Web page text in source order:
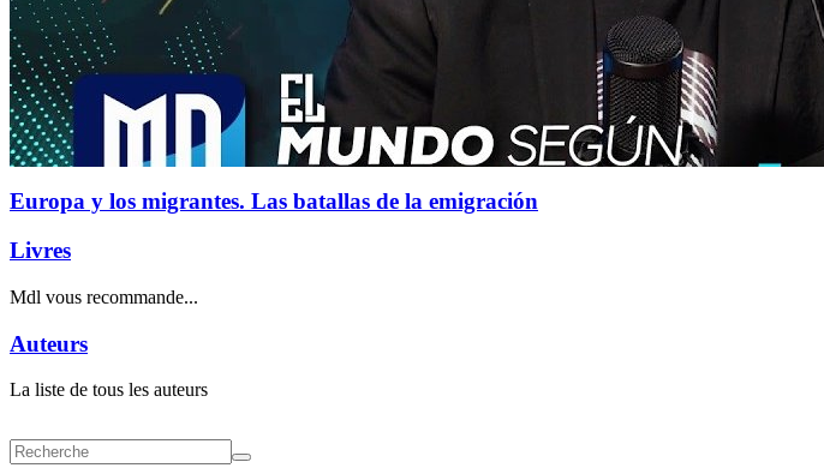
Europa y los migrantes. Las batallas de la emigración
Livres
Mdl vous recommande...
Auteurs
La liste de tous les auteurs